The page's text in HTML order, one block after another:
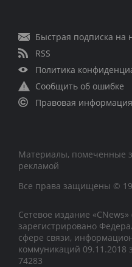
Быстрая подписка на
RSS
Политика
Сообщить об ошибке
Правовая информация
Материалы, помеченные
рекламой
Все права защищены ©
Сетевое издание
зарегистрировано
сфере связи,
коммуникаций
74283